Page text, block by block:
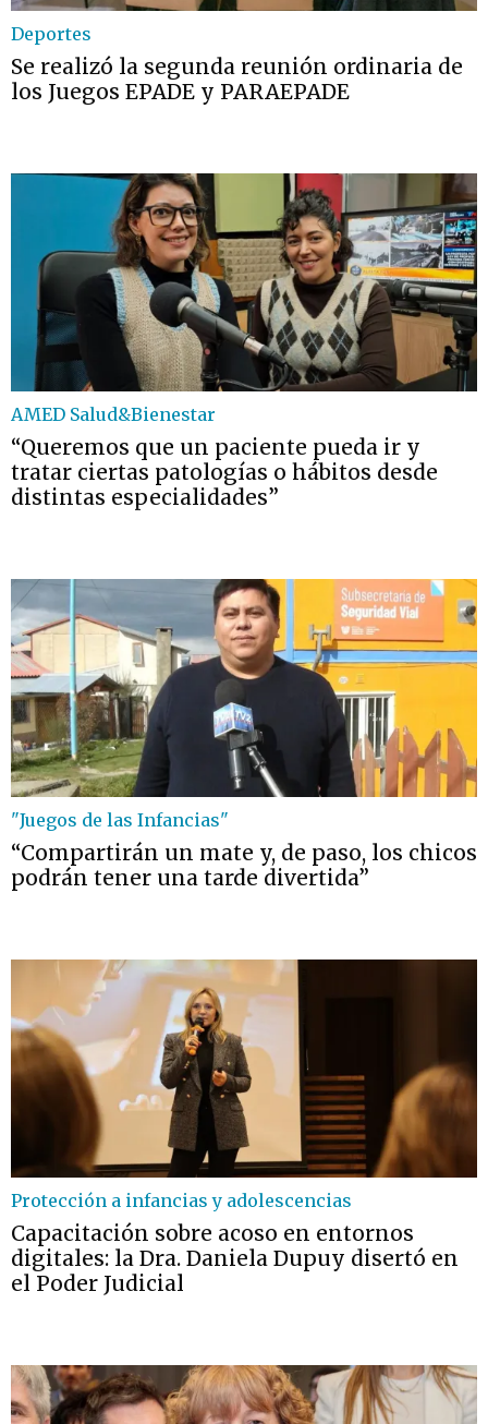
Deportes
Se realizó la segunda reunión ordinaria de
los Juegos EPADE y PARAEPADE
AMED Salud&Bienestar
“Queremos que un paciente pueda ir y
tratar ciertas patologías o hábitos desde
distintas especialidades”
"Juegos de las Infancias"
“Compartirán un mate y, de paso, los chicos
podrán tener una tarde divertida”
Protección a infancias y adolescencias
Capacitación sobre acoso en entornos
digitales: la Dra. Daniela Dupuy disertó en
el Poder Judicial